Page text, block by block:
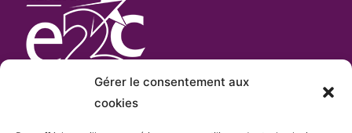
Gérer le consentement aux
cookies